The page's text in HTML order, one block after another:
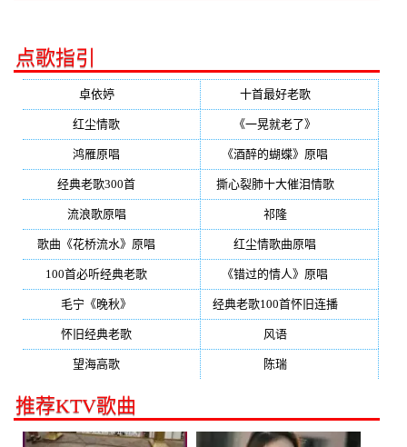
点歌指引
卓依婷(350) 十首最好老歌(300)
红尘情歌 《一晃就老了》
鸿雁原唱 《酒醉的蝴蝶》原唱
经典老歌300首 撕心裂肺十大催泪情歌(195)
流浪歌原唱 祁隆(188)
歌曲《花桥流水》原唱 红尘情歌曲原唱
100首必听经典老歌 《错过的情人》原唱
毛宁《晚秋》 经典老歌100首怀旧连播(134)
怀旧经典老歌 风语(132)
望海高歌 陈瑞(128)
推荐KTV歌曲